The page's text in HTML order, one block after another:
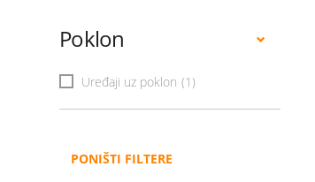
Poklon
Uređaji uz poklon (1)
PONIŠTI FILTERE